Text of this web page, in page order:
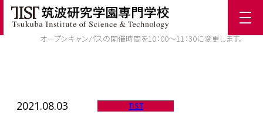
ホーム / TIST News /
オープンキャンパスの開催時間を10：00～11：30に変更します。
2021.08.03 TIST